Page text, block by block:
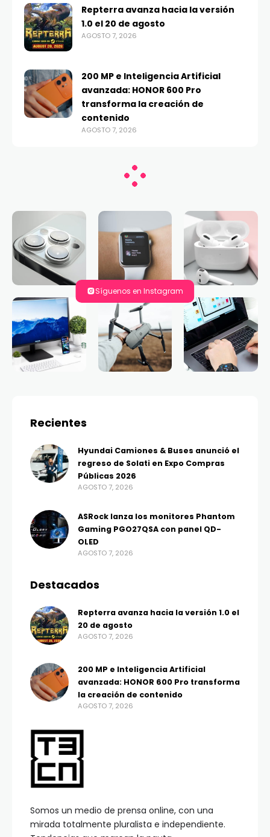
Repterra avanza hacia la versión
1.0 el 20 de agosto
AGOSTO 7, 2026
200 MP e Inteligencia Artificial
avanzada: HONOR 600 Pro
transforma la creación de
contenido
AGOSTO 7, 2026
Síguenos en Instagram
Somos un medio de prensa online, con una
mirada totalmente pluralista e independiente.
Recientes
Hyundai Camiones & Buses anunció el
regreso de Solati en Expo Compras
Públicas 2026
AGOSTO 7, 2026
ASRock lanza los monitores Phantom
Gaming PGO27QSA con panel QD-
OLED
AGOSTO 7, 2026
Destacados
Repterra avanza hacia la versión 1.0 el
20 de agosto
AGOSTO 7, 2026
200 MP e Inteligencia Artificial
avanzada: HONOR 600 Pro transforma
la creación de contenido
AGOSTO 7, 2026